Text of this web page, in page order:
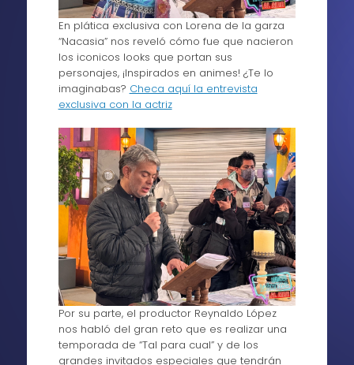
En plática exclusiva con Lorena de la garza
“Nacasia” nos reveló cómo fue que nacieron
los iconicos looks que portan sus
personajes, ¡Inspirados en animes! ¿Te lo
imaginabas? Checa aquí la entrevista
exclusiva con la actriz
Por su parte, el productor Reynaldo López
nos habló del gran reto que es realizar una
temporada de “Tal para cual” y de los
grandes invitados especiales que tendrán